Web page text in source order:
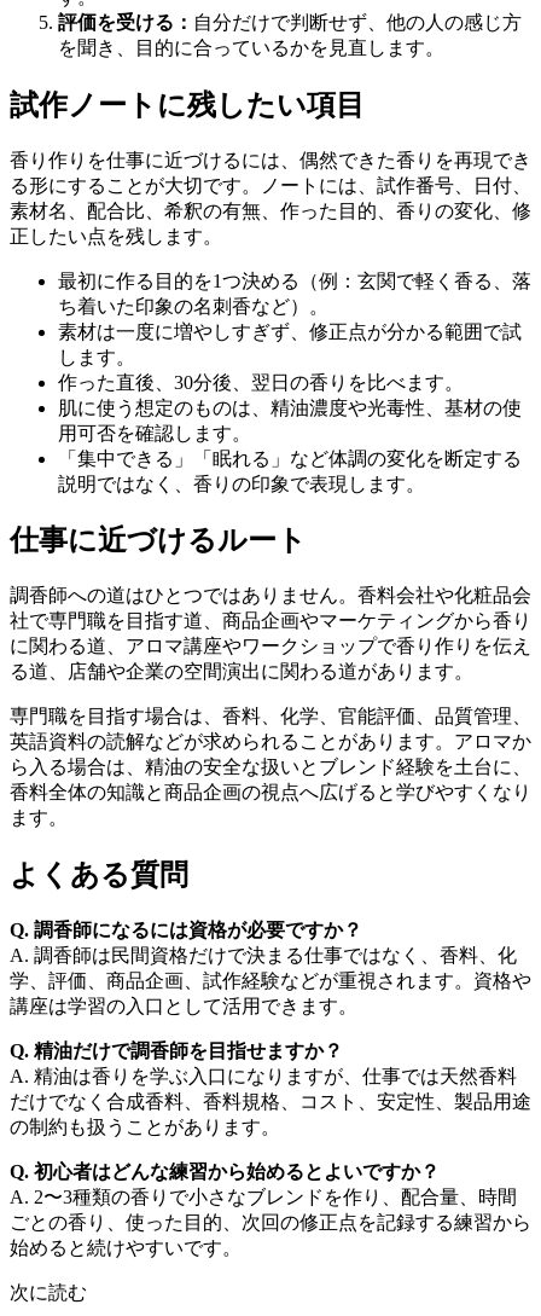
評価を受ける： 自分だけで判断せず、他の人の感じ方
を聞き、目的に合っているかを見直します。
試作ノートに残したい項目
香り作りを仕事に近づけるには、偶然できた香りを再現でき
る形にすることが大切です。ノートには、試作番号、日付、
素材名、配合比、希釈の有無、作った目的、香りの変化、修
正したい点を残します。
最初に作る目的を1つ決める（例：玄関で軽く香る、落
ち着いた印象の名刺香など）。
素材は一度に増やしすぎず、修正点が分かる範囲で試
します。
作った直後、30分後、翌日の香りを比べます。
肌に使う想定のものは、精油濃度や光毒性、基材の使
用可否を確認します。
「集中できる」「眠れる」など体調の変化を断定する
説明ではなく、香りの印象で表現します。
仕事に近づけるルート
調香師への道はひとつではありません。香料会社や化粧品会
社で専門職を目指す道、商品企画やマーケティングから香り
に関わる道、アロマ講座やワークショップで香り作りを伝え
る道、店舗や企業の空間演出に関わる道があります。
専門職を目指す場合は、香料、化学、官能評価、品質管理、
英語資料の読解などが求められることがあります。アロマか
ら入る場合は、精油の安全な扱いとブレンド経験を土台に、
香料全体の知識と商品企画の視点へ広げると学びやすくなり
ます。
よくある質問
Q. 調香師になるには資格が必要ですか？
A. 調香師は民間資格だけで決まる仕事ではなく、香料、化
学、評価、商品企画、試作経験などが重視されます。資格や
講座は学習の入口として活用できます。
Q. 精油だけで調香師を目指せますか？
A. 精油は香りを学ぶ入口になりますが、仕事では天然香料
だけでなく合成香料、香料規格、コスト、安定性、製品用途
の制約も扱うことがあります。
Q. 初心者はどんな練習から始めるとよいですか？
A. 2〜3種類の香りで小さなブレンドを作り、配合量、時間
ごとの香り、使った目的、次回の修正点を記録する練習から
始めると続けやすいです。
次に読む